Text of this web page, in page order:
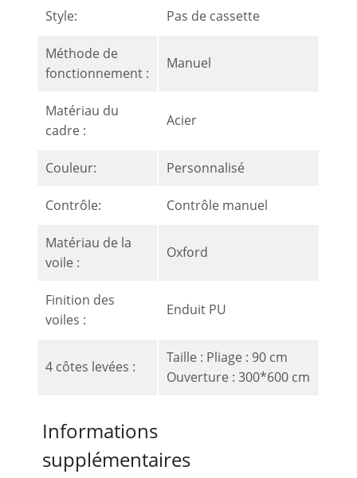
Style: Pas de cassette
Méthode de
fonctionnement :
Manuel
Matériau du
cadre :
Acier
Couleur: Personnalisé
Contrôle: Contrôle manuel
Matériau de la
voile :
Oxford
Finition des
voiles :
Enduit PU
4 côtes levées :
Taille : Pliage : 90 cm
Ouverture : 300*600 cm
Informations
supplémentaires